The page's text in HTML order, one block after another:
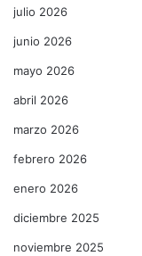
julio 2026
junio 2026
mayo 2026
abril 2026
marzo 2026
febrero 2026
enero 2026
diciembre 2025
noviembre 2025